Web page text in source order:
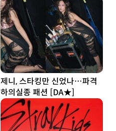
제니, 스타킹만 신었나…파격
하의실종 패션 [DA★]